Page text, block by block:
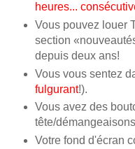
heures...
Vous pouvez louer
section
depuis deux ans!
Vous vous sentez
fulgurant!).
Vous avez des
tête/
Votre fond d'écran